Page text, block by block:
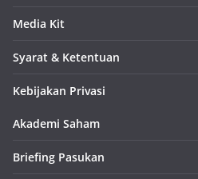
Media Kit
Syarat & Ketentuan
Kebijakan Privasi
Akademi Saham
Briefing Pasukan